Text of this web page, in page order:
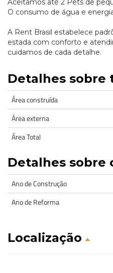
Aceitamos até 2 Pets de
O consumo de água e
A Rent Brasil estabelece
estada com conforto e
cuidamos de cada detalhe.
Detalhes sobre
Área construída
Área externa
Área Total
Detalhes sobre
Ano de Construção
Ano de Reforma
Localização